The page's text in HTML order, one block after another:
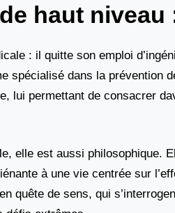
haut
: il quitte son emploi
spécialisé dans la prévention
lui permettant de consacrer
elle est aussi philosophique.
à une vie centrée sur
quête de sens, qui